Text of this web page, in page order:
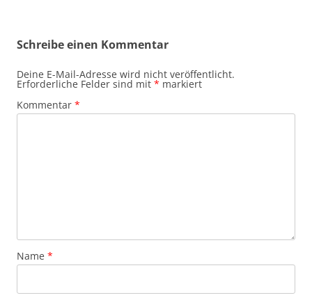
Schreibe einen Kommentar
Deine E-Mail-Adresse wird nicht veröffentlicht.
Erforderliche Felder sind mit * markiert
Kommentar *
Name *